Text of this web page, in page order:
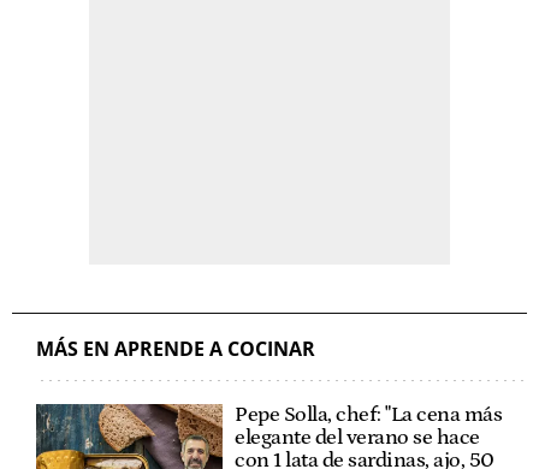
MÁS EN APRENDE A COCINAR
Pepe Solla, chef: "La cena más
elegante del verano se hace
con 1 lata de sardinas, ajo, 50